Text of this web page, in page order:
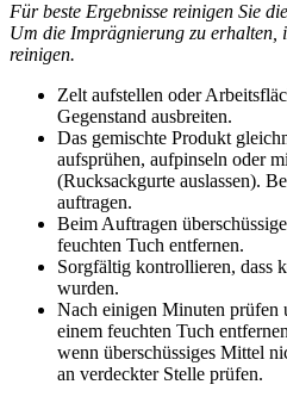
Für beste Ergebnisse reinigen Sie
Um die Imprägnierung zu erhalten,
reinigen.
Zelt aufstellen oder
Gegenstand ausbreiten.
Das gemischte Produkt
aufsprühen, aufpinseln oder
(Rucksackgurte auslassen).
auftragen.
Beim Auftragen
feuchten Tuch entfernen.
Sorgfältig kontrollieren, dass
wurden.
Nach einigen Minuten prüfen
einem feuchten Tuch
wenn überschüssiges Mittel
an verdeckter Stelle prüfen.